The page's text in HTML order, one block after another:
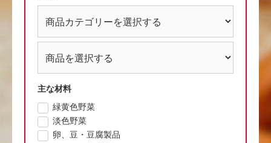
主な材料
緑黄色野菜
淡色野菜
卵、豆・豆腐製品